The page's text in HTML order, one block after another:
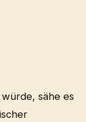
sähe es